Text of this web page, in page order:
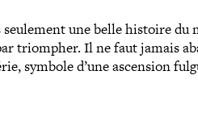
seulement une belle histoire
triompher. Il ne faut jamais
symbole d’une ascension